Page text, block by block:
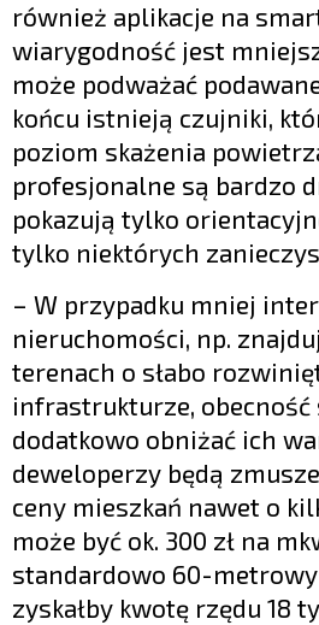
również aplikacje na
wiarygodność jest
może podważać
końcu istnieją czujniki,
poziom skażenia
profesjonalne są bardzo
pokazują tylko
tylko niektórych
– W przypadku mniej
nieruchomości, np.
terenach o słabo
infrastrukturze, obecność
dodatkowo obniżać ich
deweloperzy będą
ceny mieszkań nawet o
może być ok. 300 zł na
standardowo 60-
zyskałby kwotę rzędu 18